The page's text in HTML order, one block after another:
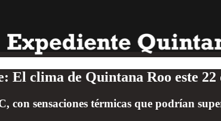
El clima de Quintana Roo este 22
con sensaciones térmicas que podrían